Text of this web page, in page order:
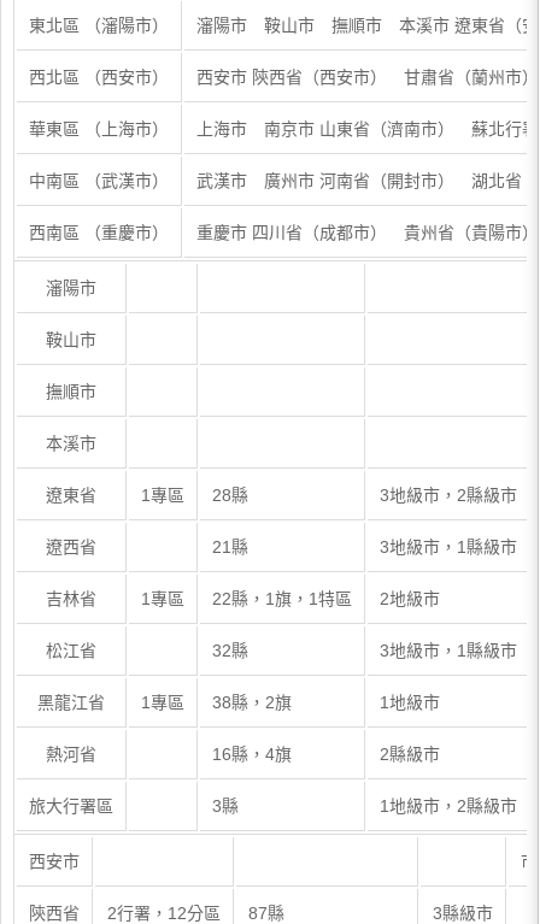
東北區 （瀋陽市） 瀋陽市 鞍山市 撫順市 本溪市 遼東省（安
西北區 （西安市） 西安市 陝西省（西安市） 甘肅省（蘭州市
華東區 （上海市） 上海市 南京市 山東省（濟南市） 蘇北行
中南區 （武漢市） 武漢市 廣州市 河南省（開封市） 湖北省
西南區 （重慶市） 重慶市 四川省（成都市） 貴州省（貴陽市
瀋陽市
鞍山市
撫順市
本溪市
遼東省 1專區 28縣 3地級市，2縣級市
遼西省 21縣 3地級市，1縣級市
吉林省 1專區 22縣，1旗，1特區 2地級市
松江省 32縣 3地級市，1縣級市
黑龍江省 1專區 38縣，2旗 1地級市
熱河省 16縣，4旗 2縣級市
旅大行署區 3縣 1地級市，2縣級市
西安市
陝西省 2行署，12分區 87縣 3縣級市